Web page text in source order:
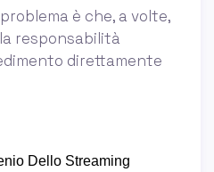
è che, a volte,
responsabilità
direttamente
Dello Streaming